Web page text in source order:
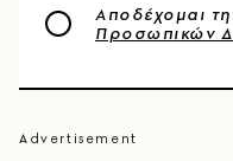
Αποδέχομαι
Προσωπικών